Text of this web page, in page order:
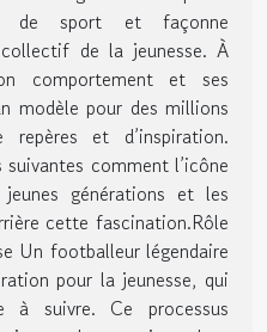
de sport et façonne
collectif de la jeunesse. À
comportement et ses
modèle pour des millions
et d’inspiration.
comment l’icône
générations et les
cette fascination.Rôle
Un footballeur légendaire
pour la jeunesse, qui
suivre. Ce processus